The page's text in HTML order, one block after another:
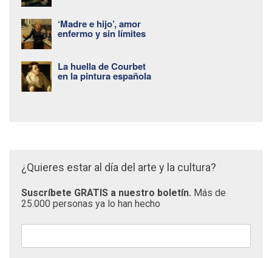
‘Madre e hijo’, amor
enfermo y sin límites
La huella de Courbet
en la pintura española
¿Quieres estar al día del arte y la cultura?
Suscríbete GRATIS a nuestro boletín. Más de
25.000 personas ya lo han hecho